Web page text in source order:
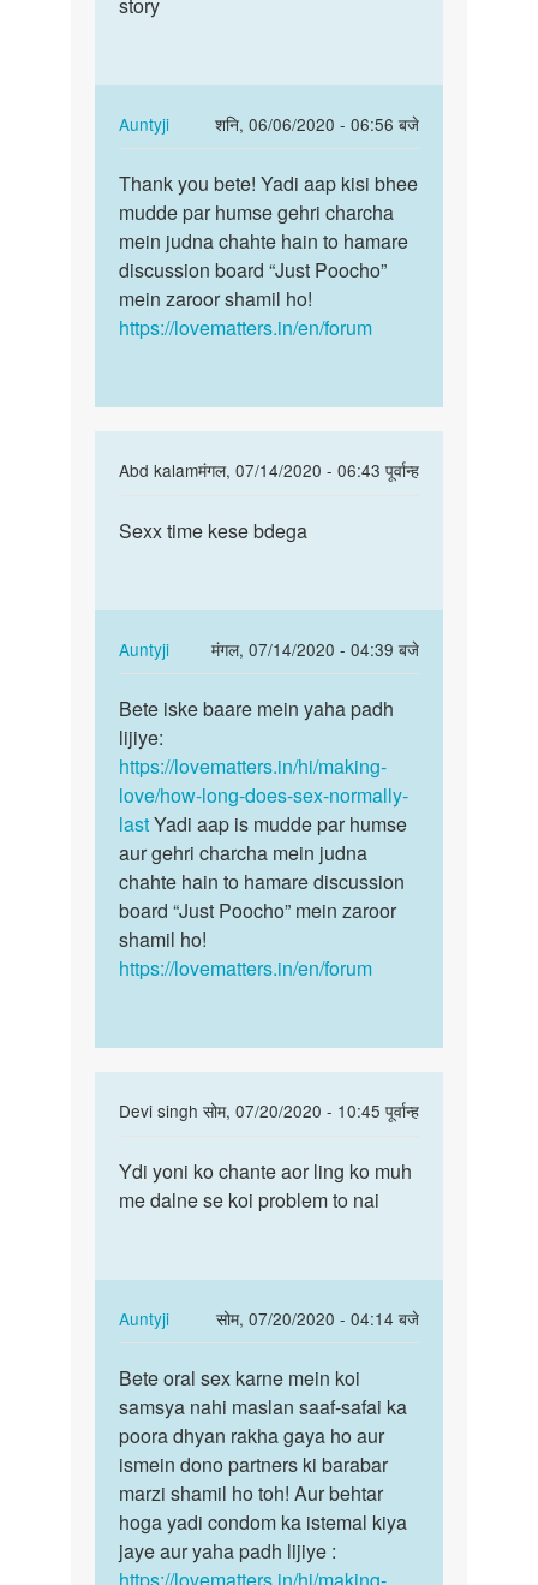
janvi
chodry
nice
Auntyji
शनि, 06/06/2020 - 06:56 बजे
In
reply
to
Veri
nice
story
by
विलास
Thank
you
bete!
Yadi
aap…
Thank you bete! Yadi aap kisi bhee
mudde par humse gehri charcha
mein judna chahte hain to hamare
discussion board “Just Poocho”
mein zaroor shamil ho!
https://lovematters.in/en/forum
Abd kalamमंगल, 07/14/2020 - 06:43 पूर्वान्ह
In
to
by
janvi
chodry
Sexx
bdega
Sexx time kese bdega
Auntyji
मंगल, 07/14/2020 - 04:39 बजे
In
reply
to
time
kese
bdega
by
Abd
kalam
Bete
iske
baare
mein
yaha…
Bete iske baare mein yaha padh
lijiye:
https://lovematters.in/hi/making-
love/how-long-does-sex-normally-
lastYadi aap is mudde par humse
aur gehri charcha mein judna
chahte hain to hamare discussion
board “Just Poocho” mein zaroor
shamil ho!
https://lovematters.in/en/forum
Devi singh सोम, 07/20/2020 - 10:45 पूर्वान्ह
In
to
very
janvi
chodry
Ydi
yoni
aor
ling…
Ydi yoni ko chante aor ling ko muh
me dalne se koi problem to nai
Auntyji
सोम, 07/20/2020 - 04:14 बजे
In
reply
to
Ydi
yoni
ko
chante
aor
ling…
by
Bete
oral
sex
karne
mein…
Bete oral sex karne mein koi
samsya nahi maslan saaf-safai ka
poora dhyan rakha gaya ho aur
ismein dono partners ki barabar
marzi shamil ho toh! Aur behtar
hoga yadi condom ka istemal kiya
jaye aur yaha padh lijiye :